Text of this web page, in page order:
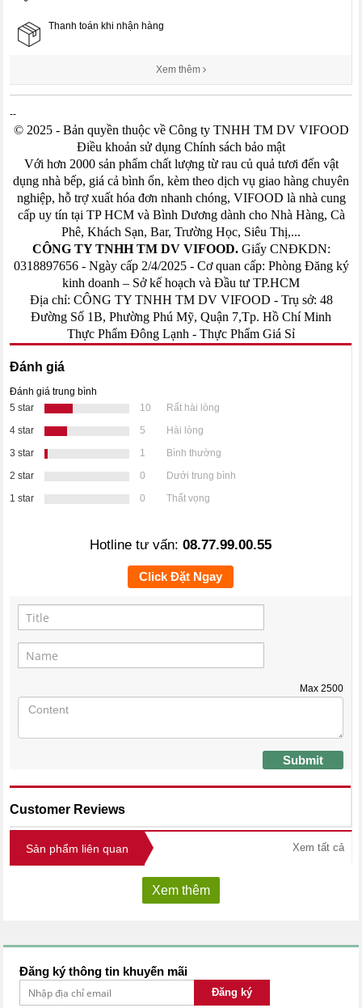
Thanh toán khi nhận hàng
Xem thêm
--
© 2025 - Bản quyền thuộc về Công ty TNHH TM DV VIFOOD
Điều khoản sử dụng Chính sách bảo mật
Với hơn 2000 sản phẩm chất lượng từ rau củ quả tươi đến vật
dụng nhà bếp, giá cả bình ổn, kèm theo dịch vụ giao hàng chuyên
nghiệp, hỗ trợ xuất hóa đơn nhanh chóng, VIFOOD là nhà cung
cấp uy tín tại TP HCM và Bình Dương dành cho Nhà Hàng, Cà
Phê, Khách Sạn, Bar, Trường Học, Siêu Thị,...
CÔNG TY TNHH TM DV VIFOOD.Giấy CNĐKDN:
0318897656 - Ngày cấp 2/4/2025 - Cơ quan cấp: Phòng Đăng ký
kinh doanh – Sở kế hoạch và Đầu tư TP.HCM
Địa chỉ: CÔNG TY TNHH TM DV VIFOOD - Trụ sở: 48
Đường Số 1B, Phường Phú Mỹ, Quận 7,Tp. Hồ Chí Minh
Thực Phẩm Đông Lạnh - Thực Phẩm Giá Sỉ
Đánh giá
Đánh giá trung bình
5 star
10
Rất hài lòng
4 star
5
Hài lòng
3 star
1
Bình thường
2 star
0
Dưới trung bình
1 star
0 Thất vọng
Hotline tư vấn: 08.77.99.00.55
Click Đặt Ngay
Max 2500
Submit
Customer Reviews
Sản phẩm liên quan Xem tất cả
Xem thêm
Đăng ký thông tin khuyến mãi
Đăng ký